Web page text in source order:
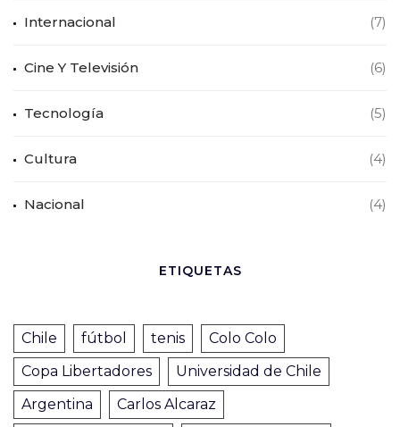
Internacional (7)
Cine Y Televisión (6)
Tecnología (5)
Cultura (4)
Nacional (4)
ETIQUETAS
Chile fútbol tenis
Colo Colo
Copa Libertadores
Universidad de Chile
Argentina
Carlos Alcaraz